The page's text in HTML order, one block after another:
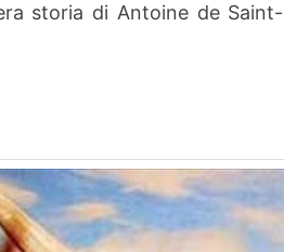
storia di Antoine de Saint-